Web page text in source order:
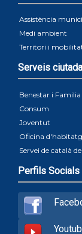
Assistència
Medi ambient
Territori i
Serveis
Benestar i Familia
Consum
Joventut
Oficina
Servei de català
Perfils Socials